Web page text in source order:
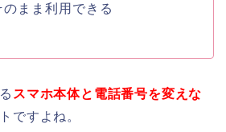
まま利用できる
スマホ本体と電話番号を変えな
ですよね。